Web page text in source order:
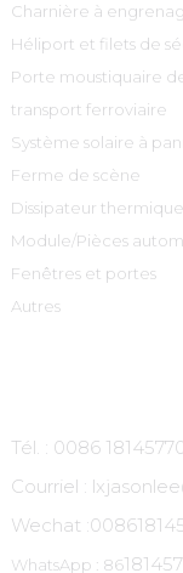
Charnière à
Héliport et filets de
Porte moustiquaire
transport ferroviaire
Système solaire à
Ferme de scène
Dissipateur
Module/Pièces
Fenêtres et portes
Autres
Tél. : 0086
Courriel :
Wechat :
WhatsApp : 86